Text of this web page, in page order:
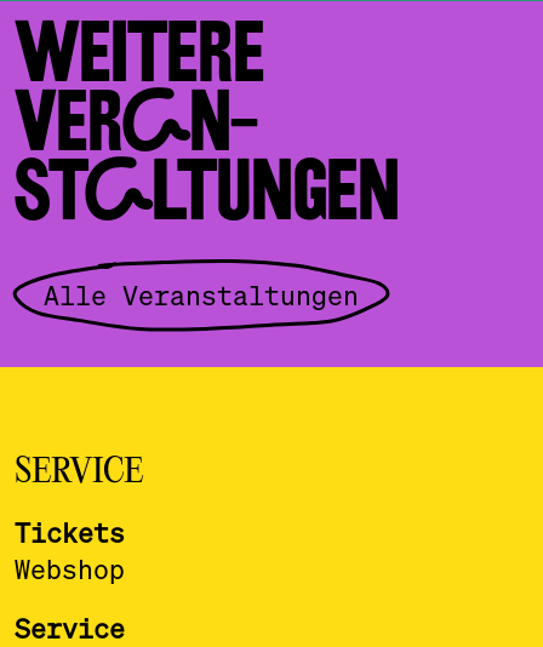
WEITERE
VERAN­
STALTUNGEN
Alle Veranstaltungen
SERVICE
Tickets
Webshop
Service